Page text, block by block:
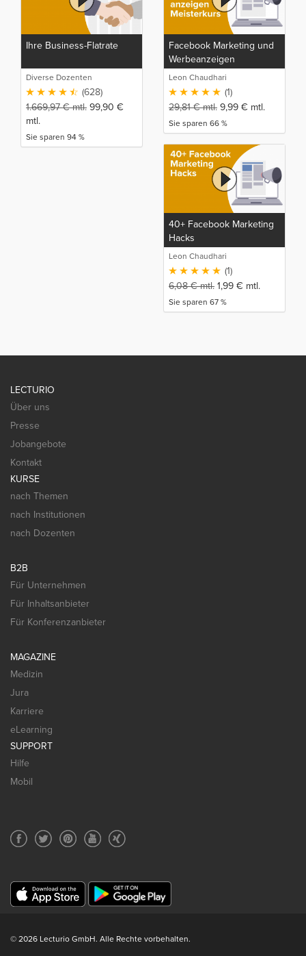
Ihre Business-Flatrate
Diverse Dozenten
(628)
1.669,97€mtl. 99,90 €
mtl.
Sie sparen 94 %
Facebook Marketing und
Werbeanzeigen
Meisterkurs
Leon Chaudhari
(1)
29,81€mtl. 9,99 € mtl.
Sie sparen 66 %
40+ Facebook Marketing
Hacks
Leon Chaudhari
(1)
6,08€mtl. 1,99 € mtl.
Sie sparen 67 %
LECTURIO
Über uns
Presse
Jobangebote
Kontakt
KURSE
nach Themen
nach Institutionen
nach Dozenten
B2B
Für Unternehmen
Für Inhaltsanbieter
Für Konferenzanbieter
MAGAZINE
Medizin
Jura
Karriere
eLearning
SUPPORT
Hilfe
Mobil
© 2026 Lecturio GmbH. Alle Rechte vorbehalten.